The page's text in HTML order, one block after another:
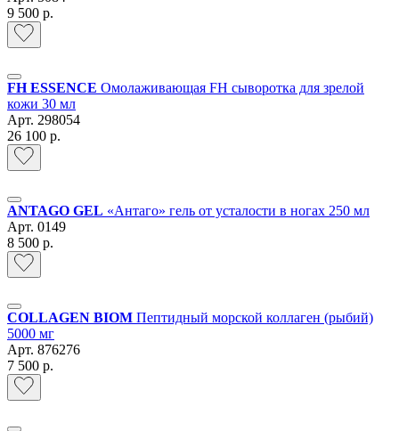
9 500 р.
FH ESSENCE Омолаживающая FH сыворотка для зрелой
кожи 30 мл
Арт. 298054
26 100 р.
ANTAGO GEL «Антаго» гель от усталости в ногах 250 мл
Арт. 0149
8 500 р.
COLLAGEN BIOM Пептидный морской коллаген (рыбий)
5000 мг
Арт. 876276
7 500 р.